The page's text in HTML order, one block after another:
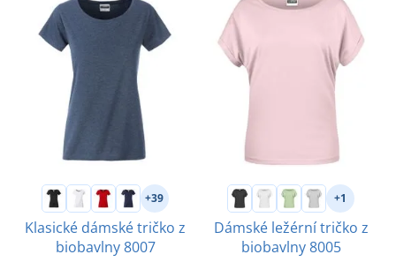
+39
Klasické dámské tričko z
biobavlny 8007
+1
Dámské ležérní tričko z
biobavlny 8005